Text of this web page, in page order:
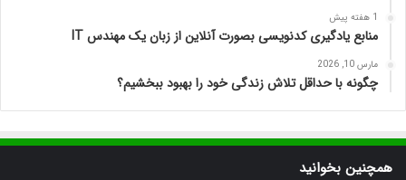
1 هفته پیش
منابع یادگیری کدنویسی بصورت آنلاین از زبان یک مهندس IT
مارس 10, 2026
چگونه با حداقل تلاش زندگی خود را بهبود ببخشیم؟
همچنین بخوانید